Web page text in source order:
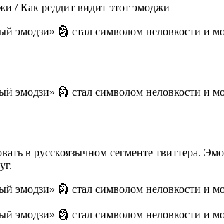
/ Как реддит видит этот эмоджи
в русскоязычном сегменте твиттера.